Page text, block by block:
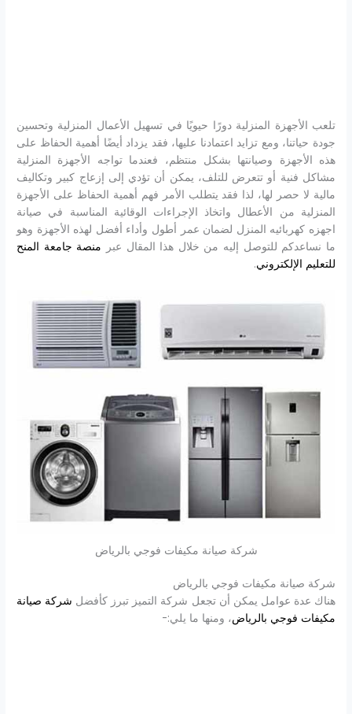
تلعب الأجهزة المنزلية دورًا حيويًا في تسهيل الأعمال المنزلية وتحسين
جودة حياتنا، ومع تزايد اعتمادنا عليها، فقد يزداد أيضًا أهمية الحفاظ على
هذه الأجهزة وصيانتها بشكل منتظم، فعندما تواجه الأجهزة المنزلية
مشاكل فنية أو تتعرض للتلف، يمكن أن تؤدي إلى إزعاج كبير وتكاليف
مالية لا حصر لها، لذا فقد يتطلب الأمر فهم أهمية الحفاظ على الأجهزة
المنزلية من الأعطال واتخاذ الإجراءات الوقائية المناسبة في صيانة
اجهزه كهربائيه المنزل لضمان عمر أطول وأداء أفضل لهذه الأجهزة وهو
ما نساعدكم للتوصل إليه من خلال هذا المقال عبر منصة جامعة المنح
للتعليم الإلكتروني.
شركة صيانة مكيفات فوجي بالرياض
شركة صيانة مكيفات فوجي بالرياض
هناك عدة عوامل يمكن أن تجعل شركة التميز تبرز كأفضل شركة صيانة
مكيفات فوجي بالرياض، ومنها ما يلي:-